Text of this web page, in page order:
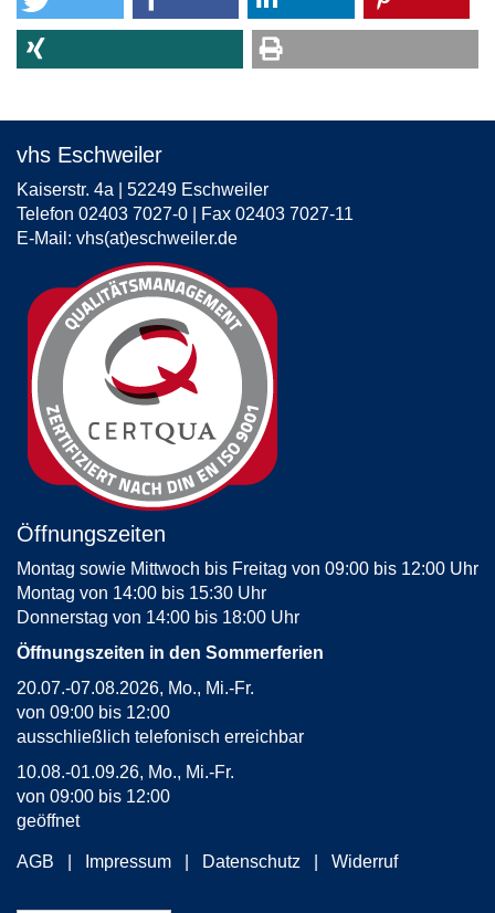
vhs Eschweiler
Kaiserstr. 4a | 52249 Eschweiler
Telefon 02403 7027-0 | Fax 02403 7027-11
E-Mail: vhs(at)eschweiler.de
Öffnungszeiten
Montag sowie Mittwoch bis Freitag von 09:00 bis 12:00 Uhr
Montag von 14:00 bis 15:30 Uhr
Donnerstag von 14:00 bis 18:00 Uhr
Öffnungszeiten in den Sommerferien
20.07.-07.08.2026, Mo., Mi.-Fr.
von 09:00 bis 12:00
ausschließlich telefonisch erreichbar
10.08.-01.09.26, Mo., Mi.-Fr.
von 09:00 bis 12:00
geöffnet
AGB Impressum Datenschutz Widerruf